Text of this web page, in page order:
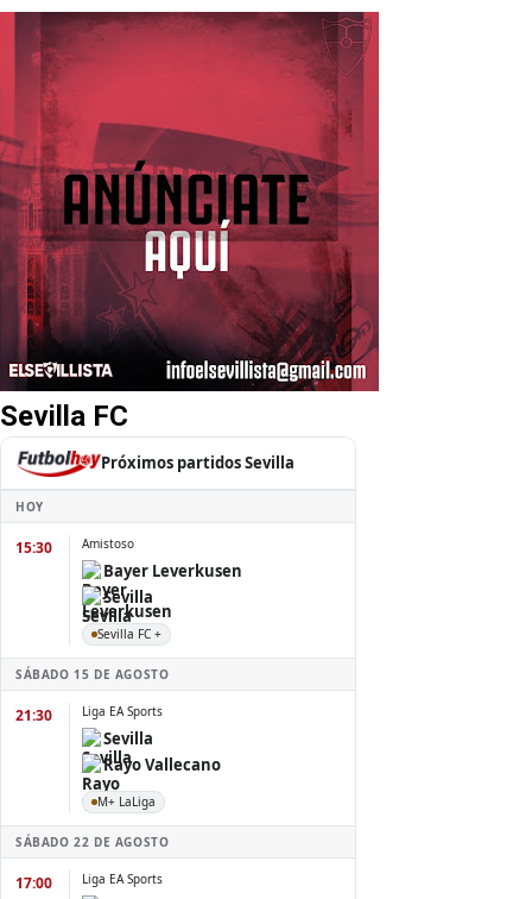
Sevilla FC